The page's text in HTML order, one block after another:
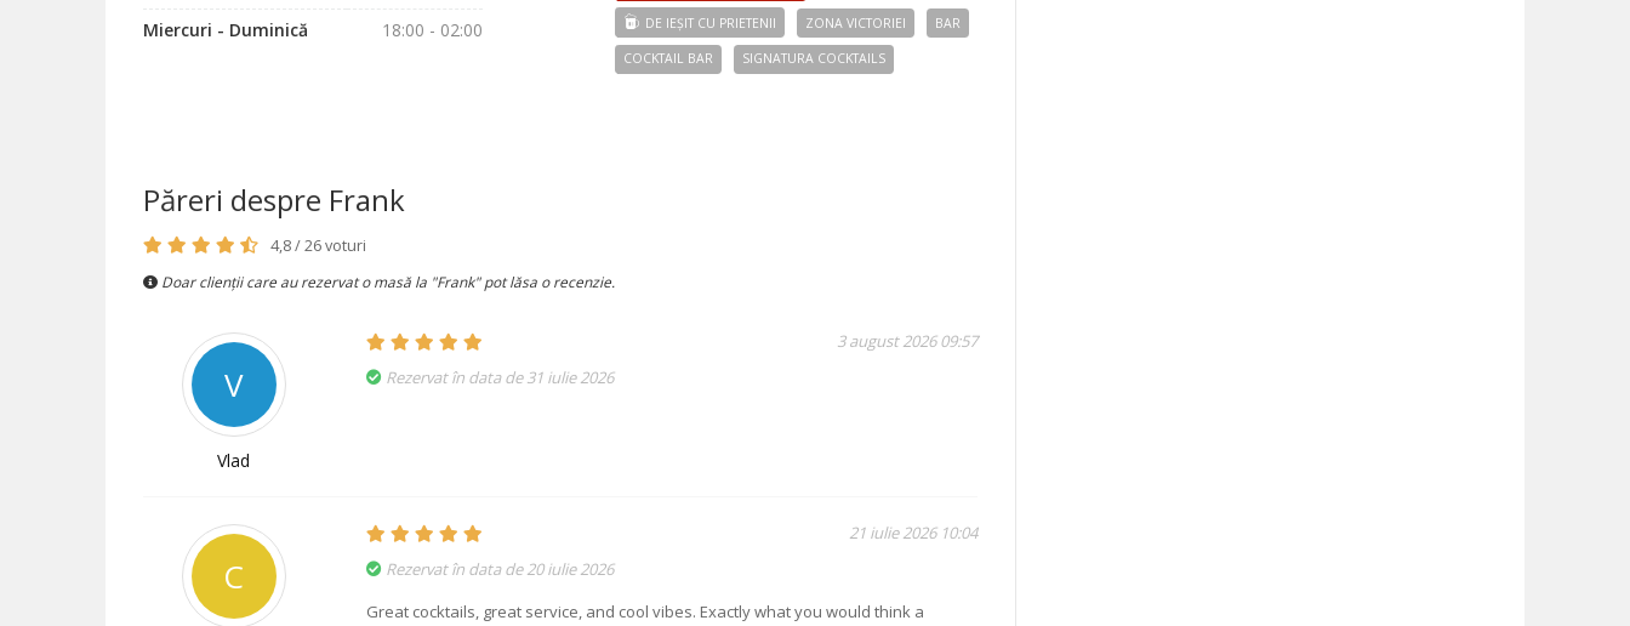
Miercuri - Duminică
18:00 - 02:00 DE IEȘIT CU PRIETENII ZONA VICTORIEI BAR
COCKTAIL BAR SIGNATURA COCKTAILS
Păreri despre Frank
4,8 / 26 voturi
Doar clienții care au rezervat o masă la "Frank" pot lăsa o recenzie.
V
Vlad
3 august 2026 09:57
Rezervat în data de 31 iulie 2026
C
21 iulie 2026 10:04
Rezervat în data de 20 iulie 2026
Great cocktails, great service, and cool vibes. Exactly what you would think a